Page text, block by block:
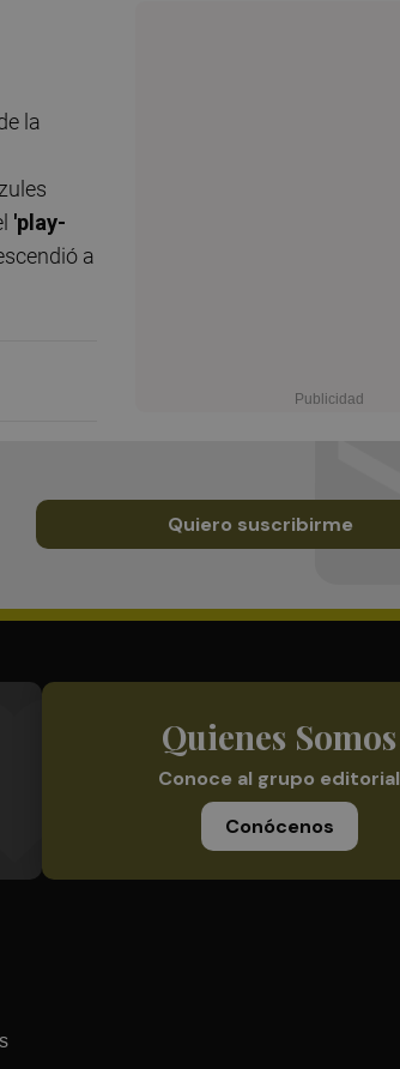
la
'play-
a
Quiero suscribirme
Quienes Somos
Conoce al grupo editorial
Conócenos